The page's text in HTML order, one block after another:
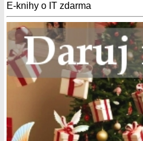
E-knihy o IT zdarma